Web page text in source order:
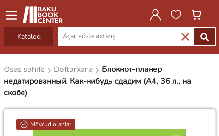
Kataloq
Əsas səhifə Dəftərxana
Блокнот-планер
недатированный. Как-нибудь сдадим (А4, 36 л., на
скобе)
Mövcud olanlar